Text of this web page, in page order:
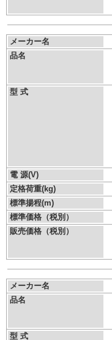
メーカー名
品名
型 式
電 源(V)
定格荷重(kg)
標準揚程(m)
標準価格（税別）
販売価格（税別）
メーカー名
品名
型 式